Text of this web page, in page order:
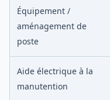
Équipement /
aménagement de
poste
Aide électrique à la
manutention